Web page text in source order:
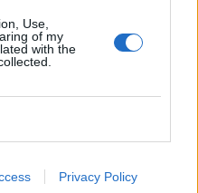
Use,
of my
with the
Privacy Policy
(17)
(490)
(103)
(73)